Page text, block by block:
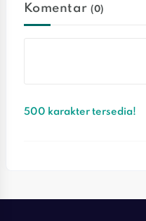
Komentar(0)
500 karakter tersedia!